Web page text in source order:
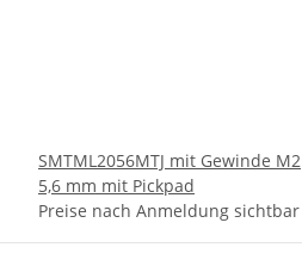
SMTML2056MTJ mit Gewinde M2
5,6 mm mit Pickpad
Preise nach Anmeldung sichtbar